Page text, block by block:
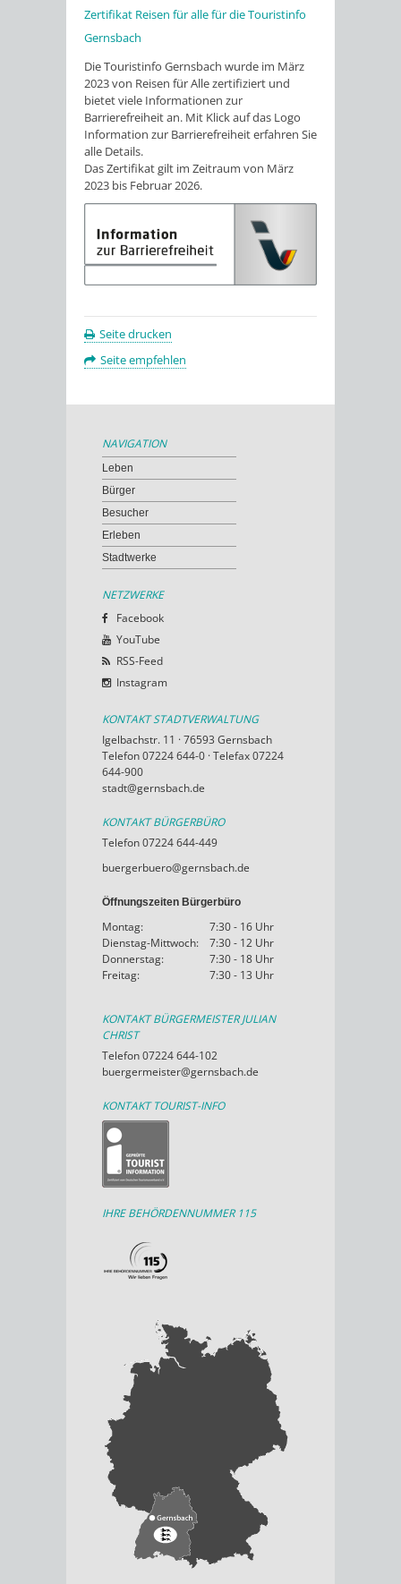
Zertifikat Reisen für alle für die Touristinfo
Gernsbach
Die Touristinfo Gernsbach wurde im März
2023 von Reisen für Alle zertifiziert und
bietet viele Informationen zur
Barrierefreiheit an. Mit Klick auf das Logo
Information zur Barrierefreiheit erfahren Sie
alle Details.
Das Zertifikat gilt im Zeitraum von März
2023 bis Februar 2026.
Seite drucken
Seite empfehlen
NAVIGATION
Leben
Bürger
Besucher
Erleben
Stadtwerke
NETZWERKE
Facebook
YouTube
RSS-Feed
Instagram
KONTAKT STADTVERWALTUNG
Igelbachstr. 11 · 76593 Gernsbach
Telefon 07224 644-0 · Telefax 07224
644-900
stadt@gernsbach.de
KONTAKT BÜRGERBÜRO
Telefon 07224 644-449
buergerbuero@gernsbach.de
Öffnungszeiten Bürgerbüro
Montag:
7:30 - 16 Uhr
Dienstag-Mittwoch:
7:30 - 12 Uhr
Donnerstag:
7:30 - 18 Uhr
Freitag:
7:30 - 13 Uhr
KONTAKT BÜRGERMEISTER JULIAN
CHRIST
Telefon 07224 644-102
buergermeister@gernsbach.de
KONTAKT TOURIST-INFO
IHRE BEHÖRDENNUMMER 115